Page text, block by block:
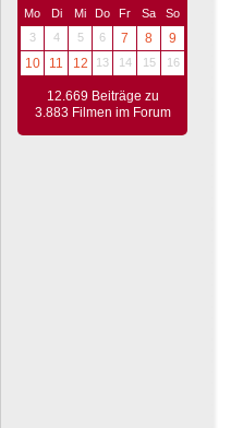
Mo Di Mi Do Fr Sa
So
3
4 5 6 7 8
9
10
11 12 13 14 15 16
12.669 Beiträge zu
3.883 Filmen im Forum